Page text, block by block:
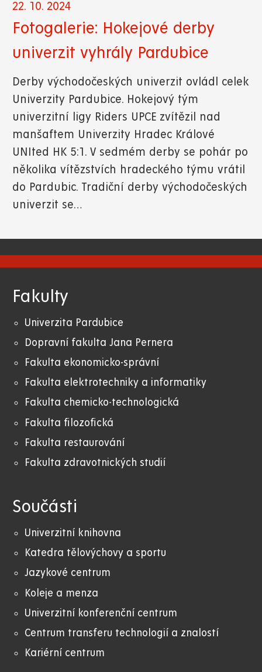
22. 10. 2024
Fotogalerie: Hokejové derby
univerzit vyhrály Pardubice
Derby východočeských univerzit ovládl celek
Univerzity Pardubice. Hokejový tým
univerzitní ligy Riders UPCE zvítězil nad
manšaftem Univerzity Hradec Králové
UNIted HK 5:1. V sedmém derby se pohár po
několika vítězstvích hradeckého týmu vrátil
do Pardubic. Tradiční derby východočeských
univerzit se…
Fakulty
Univerzita Pardubice
Dopravní fakulta Jana Pernera
Fakulta ekonomicko-správní
Fakulta elektrotechniky a informatiky
Fakulta chemicko-technologická
Fakulta filozofická
Fakulta restaurování
Fakulta zdravotnických studií
Součásti
Univerzitní knihovna
Katedra tělovýchovy a sportu
Jazykové centrum
Koleje a menza
Univerzitní konferenční centrum
Centrum transferu technologií a znalostí
Kariérní centrum